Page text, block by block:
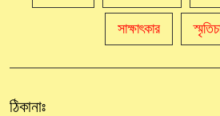
সাক্ষাৎকার
ঠিকানাঃ